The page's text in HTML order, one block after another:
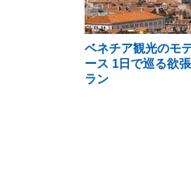
ベネチア観光のモ
ース 1日で巡る欲
ラン